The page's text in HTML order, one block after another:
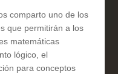
comparto uno de los
que permitirán a los
matemáticas
lógico, el
para conceptos